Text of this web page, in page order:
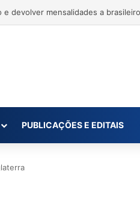
e prejuízos à população
PUBLICAÇÕES E EDITAIS